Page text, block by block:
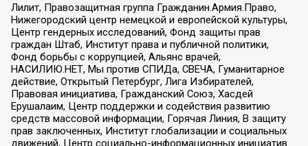
Лилит, Правозащитная группа Гражданин.Армия.Право,
Нижегородский центр немецкой и европейской культуры,
Центр гендерных исследований, Фонд защиты прав
граждан Штаб, Институт права и публичной политики,
Фонд борьбы с коррупцией, Альянс врачей,
НАСИЛИЮ.НЕТ, Мы против СПИДа, СВЕЧА, Гуманитарное
действие, Открытый Петербург, Лига Избирателей,
Правовая инициатива, Гражданский Союз, Хасдей
Ерушалаим, Центр поддержки и содействия развитию
средств массовой информации, Горячая Линия, В защиту
прав заключенных, Институт глобализации и социальных
движений, Центр социально-информационных инициатив